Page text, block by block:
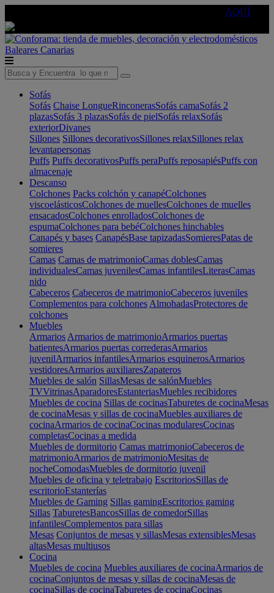
AQUÍ
Baleares Canarias
Sofás
Sofás Chaise LongueRinconerasSofás camaSofás 2
plazasSofás 3 plazasSofás de pielSofás relaxSofás
exteriorDivanes
Sillones Sillones decorativosSillones relaxSillones relax
levantapersonas
Puffs Puffs decorativosPuffs peraPuffs reposapiésPuffs con
almacenaje
Descanso
Colchones Packs colchón y canapéColchones
viscoelásticosColchones de muellesColchones de muelles
ensacadosColchones enrolladosColchones de
espumaColchones para bebéColchones hinchables
Canapés y bases CanapésBase tapizadasSomieresPatas de
somieres
Camas Camas de matrimonioCamas doblesCamas
individualesCamas juvenilesCamas infantilesLiterasCamas
nido
Cabeceros Cabeceros de matrimonioCabeceros juveniles
Complementos para colchones AlmohadasProtectores de
colchones
Muebles
Armarios Armarios de matrimonioArmarios puertas
batientesArmarios puertas correderasArmarios
juvenilArmarios infantilesArmarios esquinerosArmarios
vestidoresArmarios auxiliaresZapateros
Muebles de salón SillasMesas de salónMuebles
TVVitrinasAparadoresEstanteriasMuebles recibidores
Muebles de cocina Sillas de cocinasTaburetes de cocinaMesas
de cocinaMesas y sillas de cocinaMuebles auxiliares de
cocinaArmarios de cocinaCocinas modularesCocinas
completasCocinas a medida
Muebles de dormitorio Camas matrimonioCabeceros de
matrimonioArmarios de matrimonioMesitas de
nocheComodasMuebles de dormitorio juvenil
Muebles de oficina y teletrabajo EscritoriosSillas de
escritorioEstanterías
Muebles de Gaming Sillas gamingEscritorios gaming
Sillas TaburetesBancosSillas de comedorSillas
infantilesComplementos para sillas
Mesas Conjuntos de mesas y sillasMesas extensiblesMesas
altasMesas multiusos
Cocina
Muebles de cocina Muebles auxiliares de cocinaArmarios de
cocinaConjuntos de mesas y sillas de cocinaMesas de
cocinaSillas de cocinaTaburetes de cocinaCocinas